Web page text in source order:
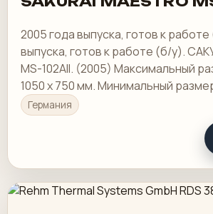
2005 года выпуска, готов к
выпуска, готов к работе (б/у).
MS-102AII. (2005) Максимальный
1050 х 750 мм. Минимальный
297 мм.
Германия